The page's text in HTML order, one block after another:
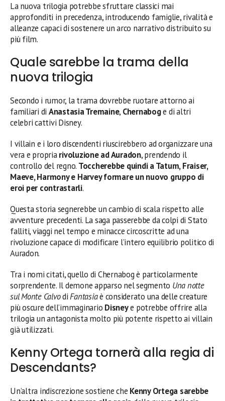
La nuova trilogia potrebbe sfruttare classici mai
approfonditi in precedenza, introducendo famiglie, rivalità e
alleanze capaci di sostenere un arco narrativo distribuito su
più film.
Quale sarebbe la trama della
nuova trilogia
Secondo i rumor, la trama dovrebbe ruotare attorno ai
familiari di Anastasia Tremaine, Chernaboge di altri
celebri cattivi Disney.
I villain e i loro discendenti riuscirebbero ad organizzare una
vera e propriarivoluzione ad Auradon, prendendo il
controllo del regno. Toccherebbe quindi a Tatum, Fraiser,
Maeve, Harmony e Harvey formare un nuovo gruppo di
eroi per contrastarli.
Questa storia segnerebbe un cambio di scala rispetto alle
avventure precedenti. La saga passerebbe da colpi di Stato
falliti, viaggi nel tempo e minacce circoscritte ad una
rivoluzione capace di modificare l’intero equilibrio politico di
Auradon.
Tra i nomi citati, quello di Chernabog è particolarmente
sorprendente. Il demone apparso nel segmento Una notte
sul Monte CalvodiFantasiaè considerato una delle creature
più oscure dell’immaginario Disneye potrebbe offrire alla
trilogia un antagonista molto più potente rispetto ai villain
già utilizzati.
Kenny Ortega tornerà alla regia di
Descendants?
Un’altra indiscrezione sostiene che Kenny Ortega sarebbe